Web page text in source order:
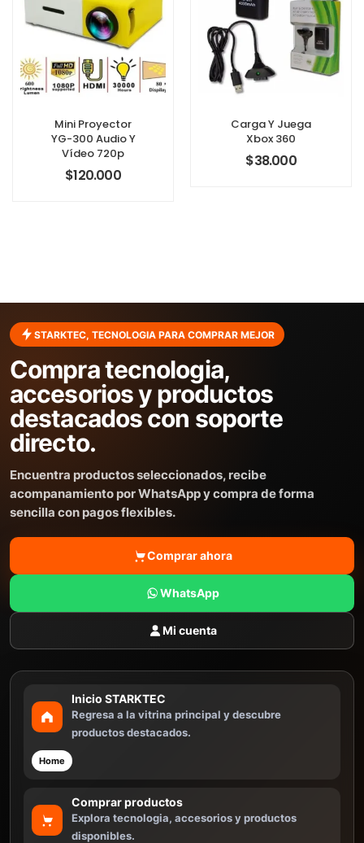
Mini Proyector
YG-300 Audio Y
Vídeo 720p
$120.000
Carga Y Juega
Xbox 360
$38.000
STARKTEC, TECNOLOGIA PARA COMPRAR MEJOR
Compra tecnologia,
accesorios y productos
destacados con soporte
directo.
Encuentra productos seleccionados, recibe
acompanamiento por WhatsApp y compra de forma
sencilla con pagos flexibles.
Comprar ahora
WhatsApp
Mi cuenta
Inicio STARKTEC
Regresa a la vitrina principal y descubre
productos destacados.
Home
Comprar productos
Explora tecnologia, accesorios y productos
disponibles.